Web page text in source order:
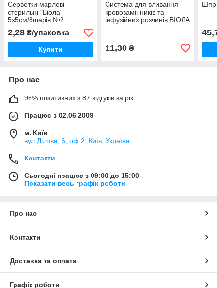
Серветки марлеві
стерильні "Віола"
5х5см/8шарів №2
2,28 ₴/упаковка
Купити
Система для вливання
кровозамінників та
інфузійних розчинів ВІОЛА
11,30₴
Про нас
98% позитивних з 87 відгуків за рік
Працює з 02.06.2009
м. Київ
вул.Ділова, 6, оф.2, Київ, Україна
Контакти
Сьогодні працює з 09:00 до 15:00
Показати весь графік роботи
Про нас
Контакти
Доставка та оплата
Графік роботи